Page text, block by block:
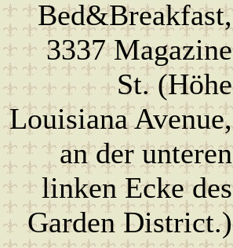
Bed&Breakfast,
3337 Magazine
St. (Höhe
Louisiana Avenue,
an der unteren
linken Ecke des
Garden District.)